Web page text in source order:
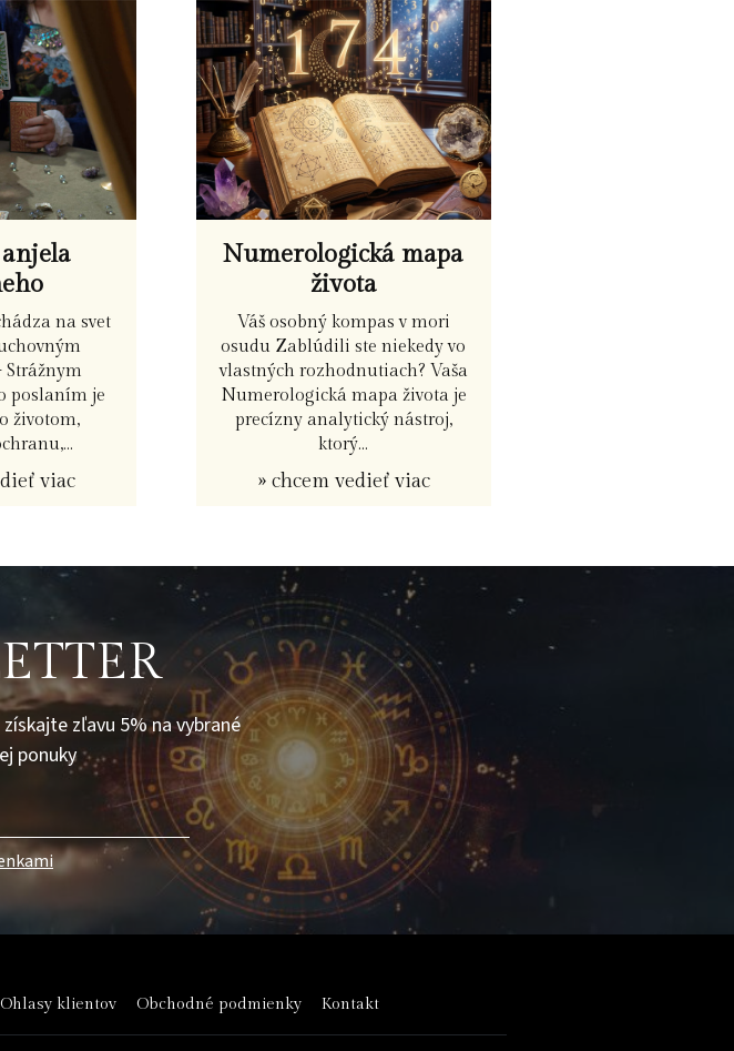
na svet
Strážnym
poslaním je
životom,
viac
Numerologická mapa
života
Váš osobný kompas v mori
osudu Zablúdili ste niekedy vo
vlastných rozhodnutiach? Vaša
Numerologická mapa života je
precízny analytický nástroj,
ktorý...
» chcem vedieť viac
zľavu 5% na vybrané
ponuky
Ohlasy klientov Obchodné podmienky Kontakt